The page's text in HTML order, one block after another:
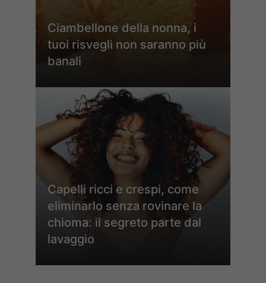
Ciambellone della nonna, i
tuoi risvegli non saranno più
banali
Capelli ricci e crespi, come
eliminarlo senza rovinare la
chioma: il segreto parte dal
lavaggio